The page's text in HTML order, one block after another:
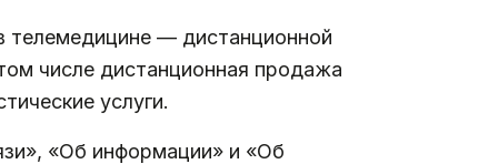
телемедицине — дистанционной
числе дистанционная продажа
услуги.
«Об информации» и «Об